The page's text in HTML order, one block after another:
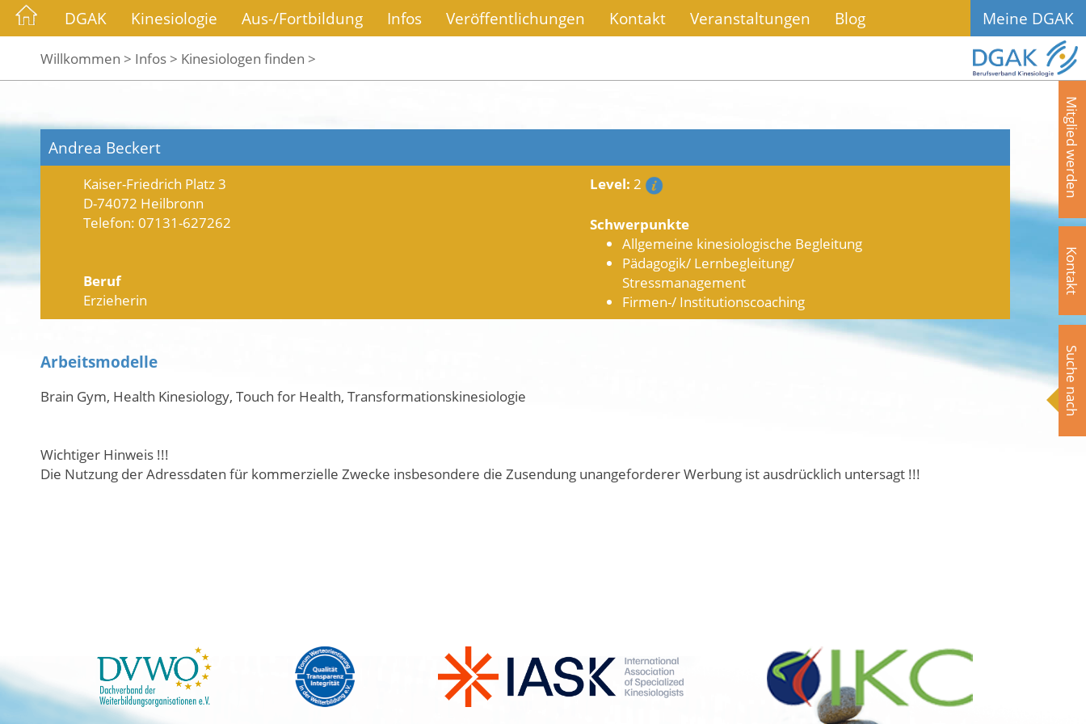
DGAK Kinesiologie Aus-/Fortbildung Infos Veröffentlichungen Kontakt Veranstaltungen Blog Meine DGAK
Willkommen > Infos > Kinesiologen finden >
Mitglied werden
Kontakt
Suche nach
Andrea Beckert
Kaiser-Friedrich Platz 3
D-74072 Heilbronn
Telefon: 07131-627262
Beruf
Erzieherin
Level: 2
Schwerpunkte
Allgemeine kinesiologische Begleitung
Pädagogik/ Lernbegleitung/
Stressmanagement
Firmen-/ Institutionscoaching
Arbeitsmodelle
Brain Gym, Health Kinesiology, Touch for Health, Transformationskinesiologie
Wichtiger Hinweis !!!
Die Nutzung der Adressdaten für kommerzielle Zwecke insbesondere die Zusendung unangeforderer Werbung ist ausdrücklich untersagt !!!